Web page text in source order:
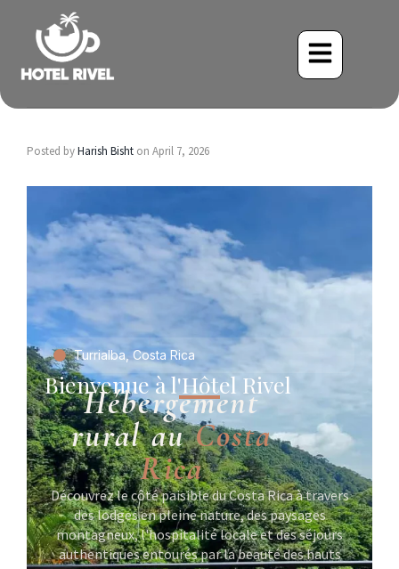
Posted byHarish Bisht on April 7, 2026
Turrialba, Costa Rica
Bienvenue à l'Hôtel Rivel
Hébergement
rural auCosta
Rica
Découvrez le côté paisible du Costa Rica à travers
des lodges en pleine nature, des paysages
montagneux, l'hospitalité locale et des séjours
authentiques entourés par la beauté des hauts